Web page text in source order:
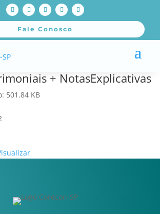
Fale Conosco
+ NotasExplicativas
501.84 KB